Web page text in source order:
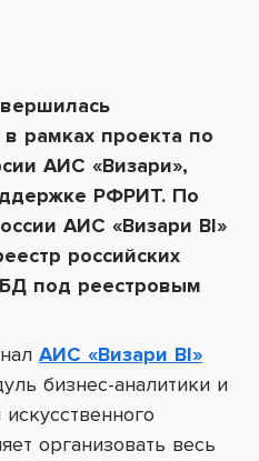
рамках проекта по
АИС «Визари»,
РФРИТ. По
АИС «Визари BI»
российских
под реестровым
АИС «Визари BI»
бизнес-аналитики и
организовать весь